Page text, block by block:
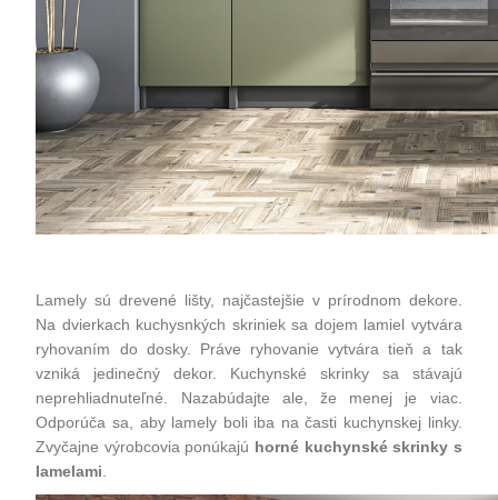
Lamely sú drevené lišty, najčastejšie v prírodnom dekore.
Na dvierkach kuchysnkých skriniek sa dojem lamiel vytvára
ryhovaním do dosky. Práve ryhovanie vytvára tieň a tak
vzniká jedinečný dekor. Kuchynské skrinky sa stávajú
neprehliadnuteľné. Nazabúdajte ale, že menej je viac.
Odporúča sa, aby lamely boli iba na časti kuchynskej linky.
Zvyčajne výrobcovia ponúkajú horné kuchynské skrinky s
lamelami